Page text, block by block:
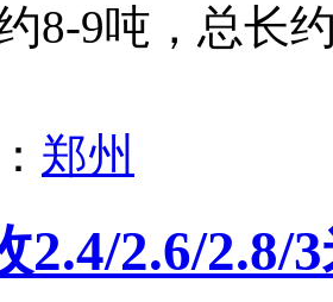
8-9吨，总长
郑州
2.4/2.6/2.8/